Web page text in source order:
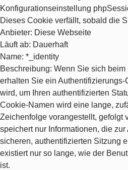
Konfigurationseinstellung
Dieses Cookie verfällt, sobald die
Anbieter: Diese Webseite
Läuft ab: Dauerhaft
Name: *_identity
Beschreibung: Wenn Sie sich
erhalten Sie ein
wird, um Ihren authentifizierten
Cookie-Namen wird eine lange,
Zeichenfolge vorangestellt, gefolgt
speichert nur Informationen, die
sicheren, authentifizierten Sitzung
existiert nur so lange, wie der
ist.